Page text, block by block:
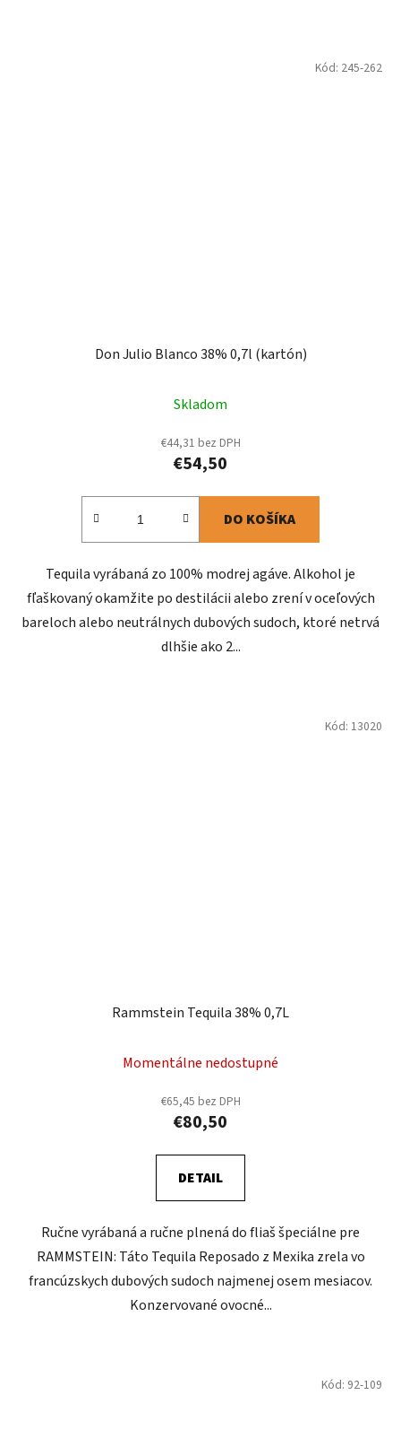
Don Julio Blanco 38% 0,7l (kartón)
Skladom
€44,31 bez DPH
€54,50
DO KOŠÍKA
Tequila vyrábaná zo 100% modrej agáve. Alkohol je
fľaškovaný okamžite po destilácii alebo zrení v oceľových
bareloch alebo neutrálnych dubových sudoch, ktoré netrvá
dlhšie ako 2...
Kód: 245-262
Rammstein Tequila 38% 0,7L
Momentálne nedostupné
€65,45 bez DPH
€80,50
DETAIL
Ručne vyrábaná a ručne plnená do fliaš špeciálne pre
RAMMSTEIN: Táto Tequila Reposado z Mexika zrela vo
francúzskych dubových sudoch najmenej osem mesiacov.
Konzervované ovocné...
Kód: 13020
Kód: 92-109